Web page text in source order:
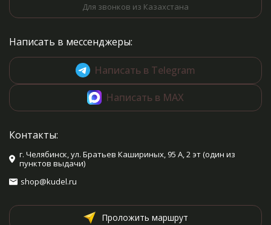
Для звонков из Казахстана
Написать в мессенджеры:
Написать в Telegram
Написать в MAX
Контакты:
г. Челябинск, ул. Братьев Кашириных, 95 А, 2 эт (один из
пунктов выдачи)
shop@kudel.ru
Проложить маршрут